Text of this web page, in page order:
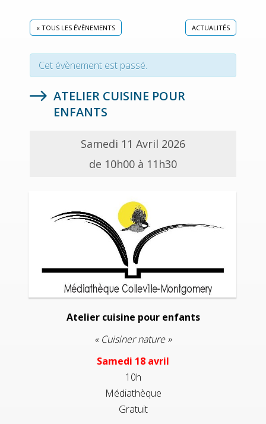
« TOUS LES ÉVÈNEMENTS ACTUALITÉS
Cet évènement est passé.
ATELIER CUISINE POUR
ENFANTS
Samedi 11 Avril 2026
de 10h00 à 11h30
Atelier cuisine pour enfants
« Cuisiner nature »
Samedi 18 avril
10h
Médiathèque
Gratuit